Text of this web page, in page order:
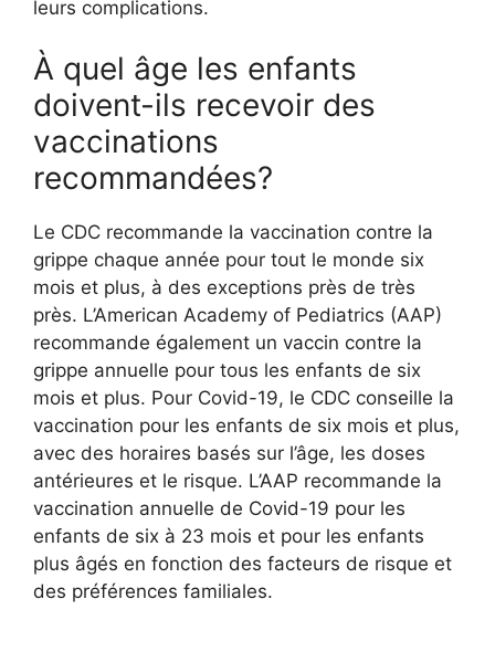
leurs complications.
À quel âge les enfants
doivent-ils recevoir des
vaccinations
recommandées?
Le CDC recommande la vaccination contre la
grippe chaque année pour tout le monde six
mois et plus, à des exceptions près de très
près. L’American Academy of Pediatrics (AAP)
recommande également un vaccin contre la
grippe annuelle pour tous les enfants de six
mois et plus. Pour Covid-19, le CDC conseille la
vaccination pour les enfants de six mois et plus,
avec des horaires basés sur l’âge, les doses
antérieures et le risque. L’AAP recommande la
vaccination annuelle de Covid-19 pour les
enfants de six à 23 mois et pour les enfants
plus âgés en fonction des facteurs de risque et
des préférences familiales.